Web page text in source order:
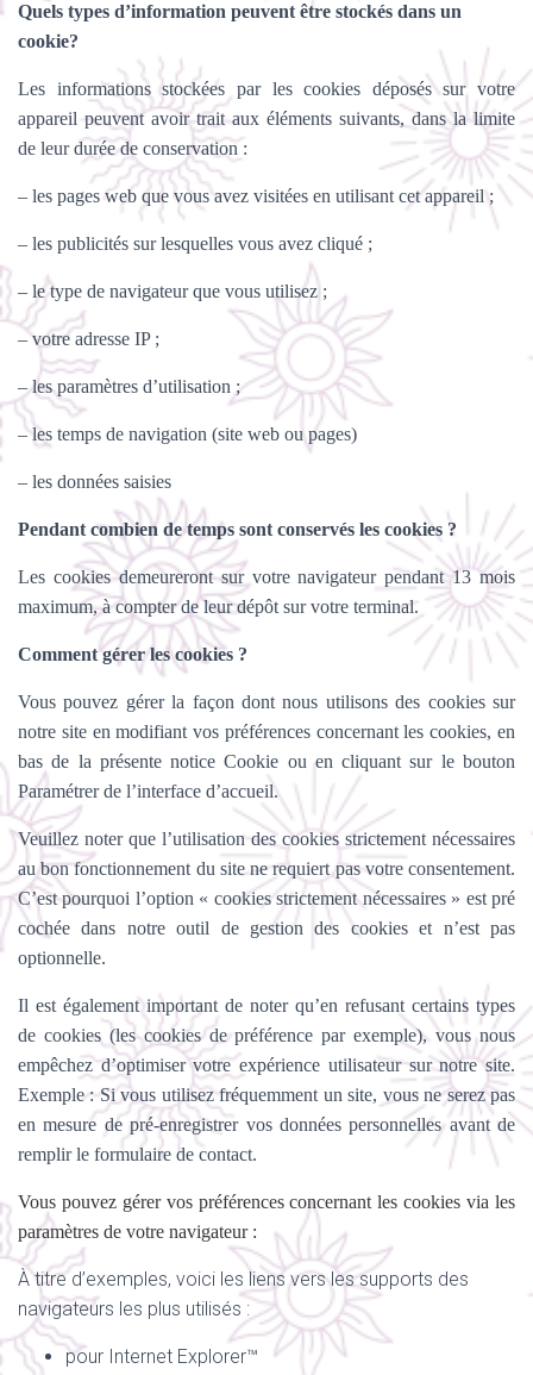
Quels types d’information peuvent être stockés dans un
cookie?
Les informations stockées par les cookies déposés sur votre
appareil peuvent avoir trait aux éléments suivants, dans la limite
de leur durée de conservation :
– les pages web que vous avez visitées en utilisant cet appareil ;
– les publicités sur lesquelles vous avez cliqué ;
– le type de navigateur que vous utilisez ;
– votre adresse IP ;
– les paramètres d’utilisation ;
– les temps de navigation (site web ou pages)
– les données saisies
Pendant combien de temps sont conservés les cookies ?
Les cookies demeureront sur votre navigateur pendant 13 mois
maximum, à compter de leur dépôt sur votre terminal.
Comment gérer les cookies ?
Vous pouvez gérer la façon dont nous utilisons des cookies sur
notre site en modifiant vos préférences concernant les cookies, en
bas de la présente notice Cookie ou en cliquant sur le bouton
Paramétrer de l’interface d’accueil.
Veuillez noter que l’utilisation des cookies strictement nécessaires
au bon fonctionnement du site ne requiert pas votre consentement.
C’est pourquoi l’option « cookies strictement nécessaires » est pré
cochée dans notre outil de gestion des cookies et n’est pas
optionnelle.
Il est également important de noter qu’en refusant certains types
de cookies (les cookies de préférence par exemple), vous nous
empêchez d’optimiser votre expérience utilisateur sur notre site.
Exemple : Si vous utilisez fréquemment un site, vous ne serez pas
en mesure de pré-enregistrer vos données personnelles avant de
remplir le formulaire de contact.
Vous pouvez gérer vos préférences concernant les cookies via les
paramètres de votre navigateur :
À titre d’exemples, voici les liens vers les supports des
navigateurs les plus utilisés :
pour Internet Explorer™